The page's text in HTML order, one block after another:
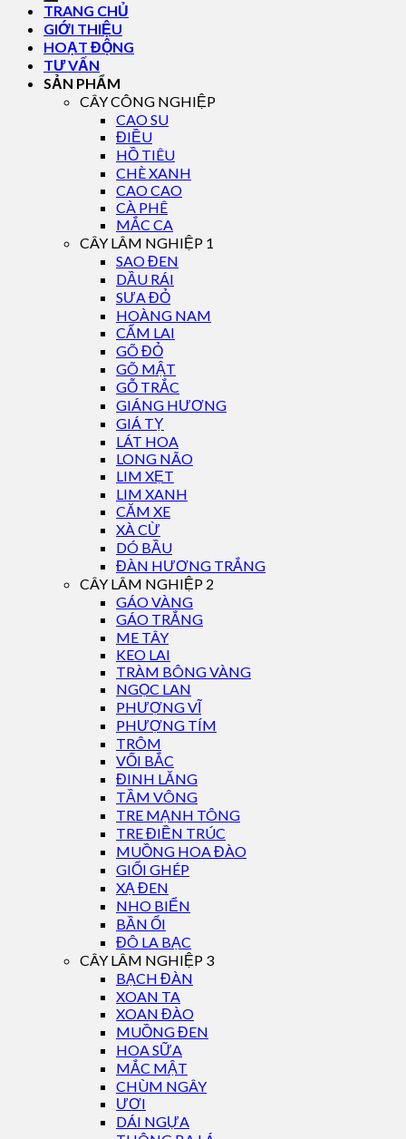
TRANG CHỦ
GIỚI THIỆU
HOẠT ĐỘNG
TƯ VẤN
SẢN PHẨM
CÂY CÔNG NGHIỆP
CAO SU
ĐIỀU
HỒ TIÊU
CHÈ XANH
CAO CAO
CÀ PHÊ
MẮC CA
CÂY LÂM NGHIỆP 1
SAO ĐEN
DẦU RÁI
SƯA ĐỎ
HOÀNG NAM
CẨM LAI
GÕ ĐỎ
GÕ MẬT
GỖ TRẮC
GIÁNG HƯƠNG
GIÁ TỴ
LÁT HOA
LONG NÃO
LIM XẸT
LIM XANH
CĂM XE
XÀ CỪ
DÓ BẦU
ĐÀN HƯƠNG TRẮNG
CÂY LÂM NGHIỆP 2
GÁO VÀNG
GÁO TRẮNG
ME TÂY
KEO LAI
TRÀM BÔNG VÀNG
NGỌC LAN
PHƯỢNG VĨ
PHƯỢNG TÍM
TRÔM
VỐI BẮC
ĐINH LĂNG
TẦM VÔNG
TRE MẠNH TÔNG
TRE ĐIỀN TRÚC
MUỒNG HOA ĐÀO
GIỔI GHÉP
XẠ ĐEN
NHO BIỂN
BẦN ỔI
ĐÔ LA BẠC
CÂY LÂM NGHIỆP 3
BẠCH ĐÀN
XOAN TA
XOAN ĐÀO
MUỒNG ĐEN
HOA SỮA
MẮC MẬT
CHÙM NGÂY
ƯƠI
DÁI NGỰA